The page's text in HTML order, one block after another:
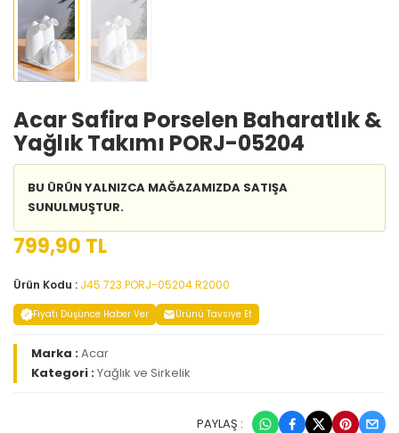
Acar Safira Porselen Baharatlık &
Yağlık Takımı PORJ-05204
BU ÜRÜN YALNIZCA MAĞAZAMIZDA SATIŞA
SUNULMUŞTUR.
799,90 TL
Ürün Kodu : J45.723.PORJ-05204.R2000
Fiyatı Düşünce Haber Ver Ürünü Tavsiye Et
Marka :Acar
Kategori :Yağlık ve Sirkelik
PAYLAŞ :